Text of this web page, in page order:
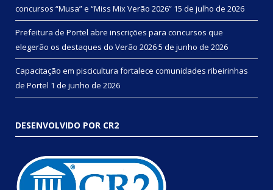
concursos “Musa” e “Miss Mix Verão 2026” 15 de julho de 2026
Prefeitura de Portel abre inscrições para concursos que
elegerão os destaques do Verão 20265 de junho de 2026
Capacitação em piscicultura fortalece comunidades ribeirinhas
de Portel 1 de junho de 2026
DESENVOLVIDO POR CR2